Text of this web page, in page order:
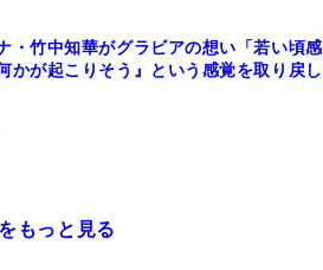
・竹中知華がグラビアの想い「若い頃感
かが起こりそう』という感覚を取り戻し
もっと見る